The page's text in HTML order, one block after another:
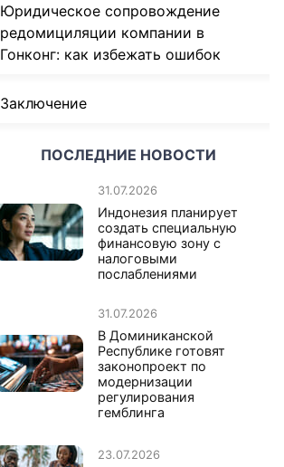
Юридическое сопровождение
редомициляции компании в
Гонконг: как избежать ошибок
Заключение
ПОСЛЕДНИЕ НОВОСТИ
31.07.2026
Индонезия планирует
создать специальную
финансовую зону с
налоговыми
послаблениями
31.07.2026
В Доминиканской
Республике готовят
законопроект по
модернизации
регулирования
гемблинга
23.07.2026